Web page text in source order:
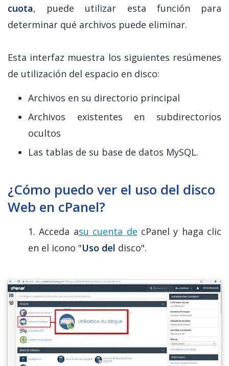
cuota, puede utilizar esta función para
determinar qué archivos puede eliminar.
Esta interfaz muestra los siguientes resúmenes
de utilización del espacio en disco:
Archivos en su directorio principal
Archivos existentes en subdirectorios
ocultos
Las tablas de su base de datos MySQL.
¿Cómo puedo ver el uso del disco
Web en cPanel?
1.Acceda asu cuenta de cPanel y haga clic
en el icono "Uso del disco".